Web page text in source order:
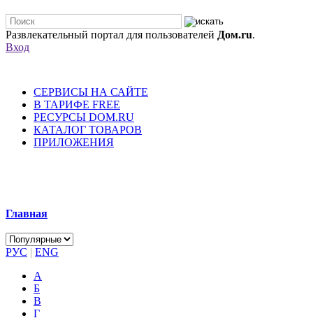
Развлекательный портал для пользователей Дом.ru.
Вход
СЕРВИСЫ НА САЙТЕ
В ТАРИФЕ FREE
РЕСУРСЫ DOM.RU
КАТАЛОГ ТОВАРОВ
ПРИЛОЖЕНИЯ
Главная
РУС | ENG
А
Б
В
Г